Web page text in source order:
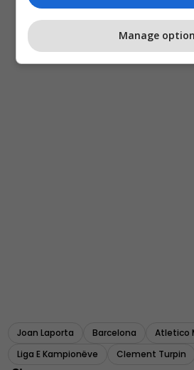
Joan Laporta Barcelona
Atletico
Liga E Kampionëve
Clement Turpin
Manage